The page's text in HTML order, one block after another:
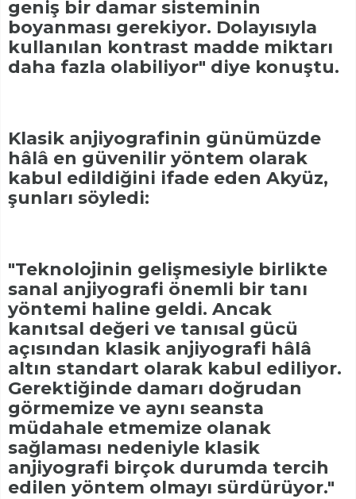
geniş bir damar sisteminin
boyanması gerekiyor. Dolayısıyla
kullanılan kontrast madde miktarı
daha fazla olabiliyor" diye konuştu.
Klasik anjiyografinin günümüzde
hâlâ en güvenilir yöntem olarak
kabul edildiğini ifade eden Akyüz,
şunları söyledi:
"Teknolojinin gelişmesiyle birlikte
sanal anjiyografi önemli bir tanı
yöntemi haline geldi. Ancak
kanıtsal değeri ve tanısal gücü
açısından klasik anjiyografi hâlâ
altın standart olarak kabul ediliyor.
Gerektiğinde damarı doğrudan
görmemize ve aynı seansta
müdahale etmemize olanak
sağlaması nedeniyle klasik
anjiyografi birçok durumda tercih
edilen yöntem olmayı sürdürüyor."